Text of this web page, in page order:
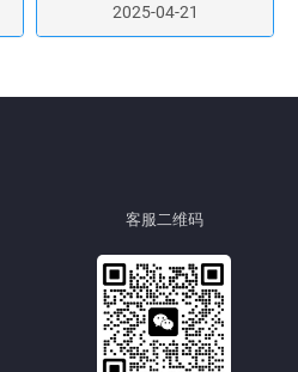
2025-04-21
客服二维码